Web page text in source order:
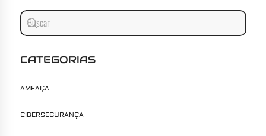
CATEGORIAS
AMEAÇA
CIBERSEGURANÇA